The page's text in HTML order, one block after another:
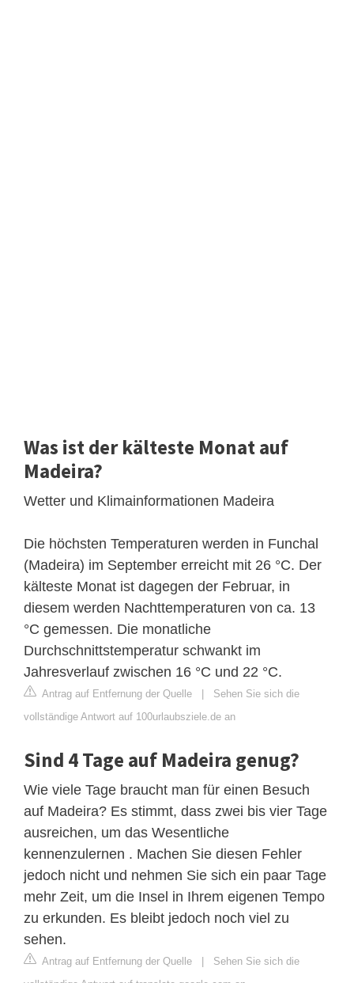
Was ist der kälteste Monat auf
Madeira?
Wetter und Klimainformationen Madeira
Die höchsten Temperaturen werden in Funchal
(Madeira) im September erreicht mit 26 °C. Der
kälteste Monat ist dagegen der Februar, in
diesem werden Nachttemperaturen von ca. 13
°C gemessen. Die monatliche
Durchschnittstemperatur schwankt im
Jahresverlauf zwischen 16 °C und 22 °C.
Antrag auf Entfernung der Quelle | Sehen Sie sich die
vollständige Antwort auf 100urlaubsziele.de an
Sind 4 Tage auf Madeira genug?
Wie viele Tage braucht man für einen Besuch
auf Madeira? Es stimmt, dass zwei bis vier Tage
ausreichen, um das Wesentliche
kennenzulernen . Machen Sie diesen Fehler
jedoch nicht und nehmen Sie sich ein paar Tage
mehr Zeit, um die Insel in Ihrem eigenen Tempo
zu erkunden. Es bleibt jedoch noch viel zu
sehen.
Antrag auf Entfernung der Quelle | Sehen Sie sich die